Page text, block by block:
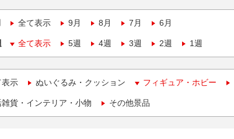
全て表示 9月 8月 7月 6月
全て表示 5週 4週 3週 2週 1週
表示 ぬいぐるみ・クッション フィギュア・ホビー
貨・インテリア・小物 その他景品